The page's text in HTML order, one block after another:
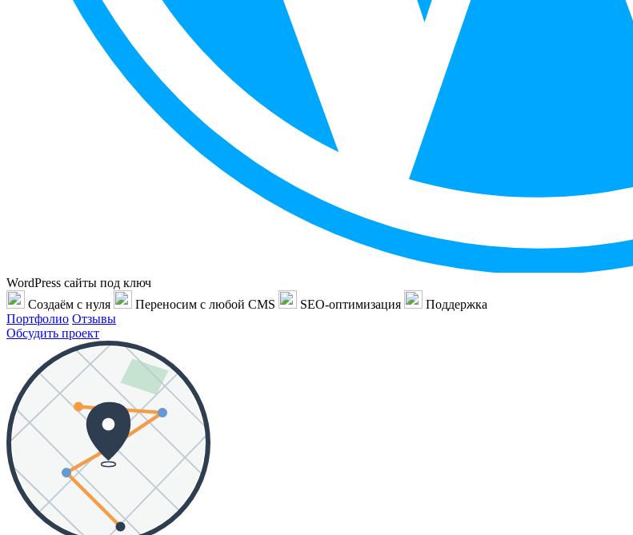
WordPress сайты под ключ
Создаём с нуля
Переносим с любой CMS SEO-оптимизация
Поддержка
Портфолио Отзывы
Обсудить проект